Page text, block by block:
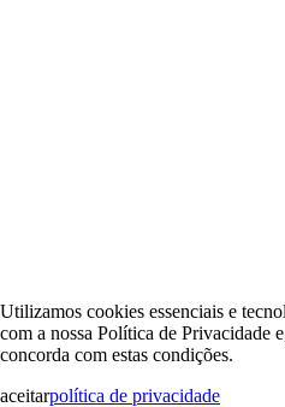
Utilizamos cookies essenciais e
com a nossa Política de Privacidade
concorda com estas condições.
aceitarpolítica de privacidade